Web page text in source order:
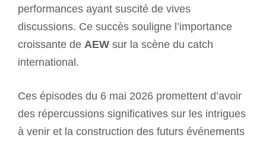
performances ayant suscité de vives
discussions. Ce succès souligne l’importance
croissante de AEW sur la scène du catch
international.
Ces épisodes du 6 mai 2026 promettent d’avoir
des répercussions significatives sur les intrigues
à venir et la construction des futurs événements